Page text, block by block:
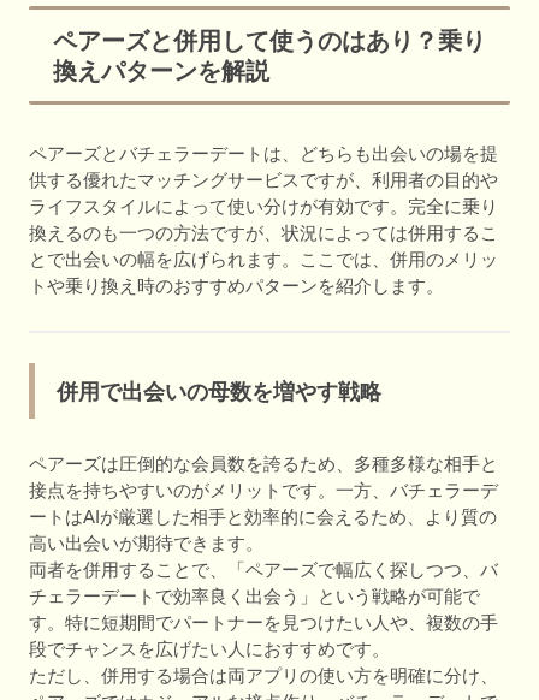
ペアーズと併用して使うのはあり？乗り
換えパターンを解説
ペアーズとバチェラーデートは、どちらも出会いの場を提
供する優れたマッチングサービスですが、利用者の目的や
ライフスタイルによって使い分けが有効です。完全に乗り
換えるのも一つの方法ですが、状況によっては併用するこ
とで出会いの幅を広げられます。ここでは、併用のメリッ
トや乗り換え時のおすすめパターンを紹介します。
併用で出会いの母数を増やす戦略
ペアーズは圧倒的な会員数を誇るため、多種多様な相手と
接点を持ちやすいのがメリットです。一方、バチェラーデ
ートはAIが厳選した相手と効率的に会えるため、より質の
高い出会いが期待できます。
両者を併用することで、「ペアーズで幅広く探しつつ、バ
チェラーデートで効率良く出会う」という戦略が可能で
す。特に短期間でパートナーを見つけたい人や、複数の手
段でチャンスを広げたい人におすすめです。
ただし、併用する場合は両アプリの使い方を明確に分け、